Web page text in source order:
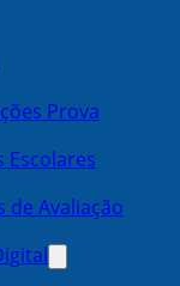
Prova
Escolares
de Avaliação